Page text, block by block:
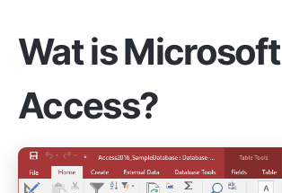
Wat is Microsoft
Access?